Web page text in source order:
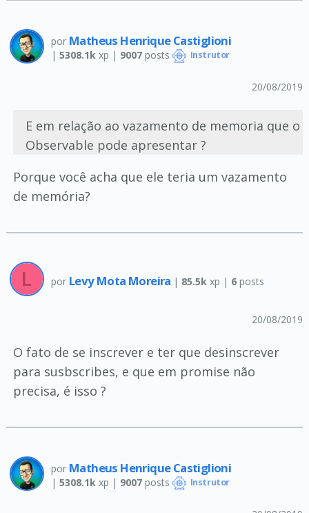
por Matheus Henrique Castiglioni
| 5308.1k xp | 9007posts Instrutor
20/08/2019
E em relação ao vazamento de memoria que o
Observable pode apresentar ?
Porque você acha que ele teria um vazamento
de memória?
por Levy Mota Moreira | 85.5k xp | 6 posts
20/08/2019
O fato de se inscrever e ter que desinscrever
para susbscribes, e que em promise não
precisa, é isso ?
por Matheus Henrique Castiglioni
| 5308.1k xp | 9007posts Instrutor